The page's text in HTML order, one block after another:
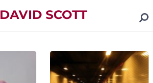
DAVID SCOTT